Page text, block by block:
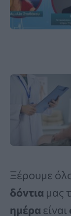
Ξέρουμε
δόντια μας
ημέρα είναι